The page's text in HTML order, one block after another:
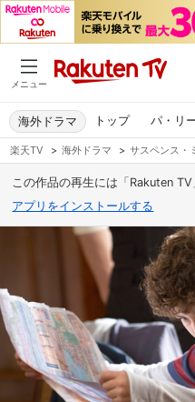
メニュー
トップ パ・リ
海外ドラマ
楽天TV > 海外ドラマ > サスペンス・
この作品の再生には「Rakuten TV
アプリをインストールする